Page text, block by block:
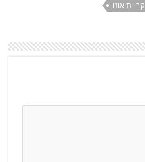
קריית אונו